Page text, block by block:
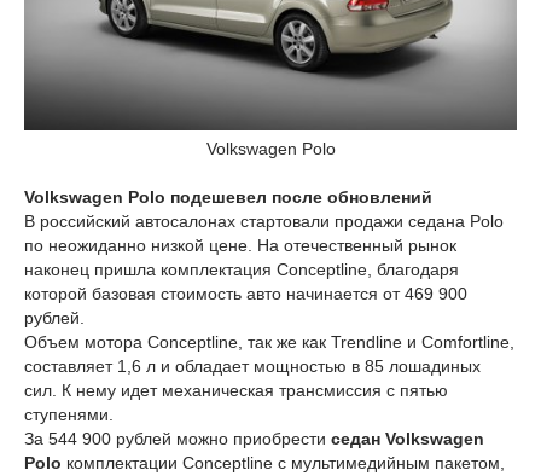
Volkswagen Polo
Volkswagen Polo подешевел после обновлений
В российский автосалонах стартовали продажи седана Polo
по неожиданно низкой цене. На отечественный рынок
наконец пришла комплектация Conceptline, благодаря
которой базовая стоимость авто начинается от 469 900
рублей.
Объем мотора Conceptline, так же как Trendline и Comfortline,
составляет 1,6 л и обладает мощностью в 85 лошадиных
сил. К нему идет механическая трансмиссия с пятью
ступенями.
За 544 900 рублей можно приобрести седан Volkswagen
Polo комплектации Conceptline с мультимедийным пакетом,